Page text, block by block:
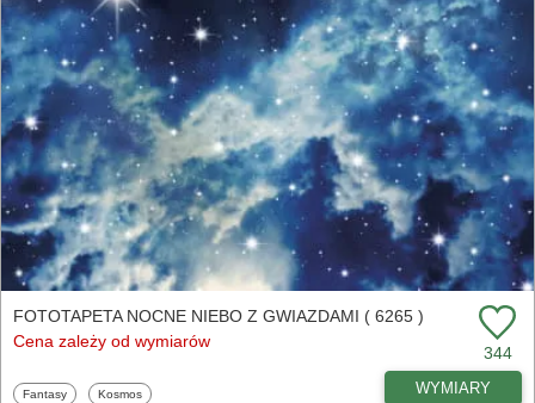
FOTOTAPETA NOCNE NIEBO Z GWIAZDAMI ( 6265 )
Cena zależy od wymiarów
344
Fototapety
Fantasy Fototapety
Kosmos WYMIARY